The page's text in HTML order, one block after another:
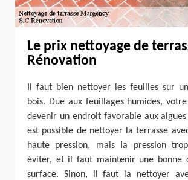
Le prix nettoyage de
Rénovation
Il faut bien nettoyer les feuilles sur
bois. Due aux feuillages humides,
devenir un endroit favorable aux algues
est possible de nettoyer la terrasse
haute pression, mais la pression
éviter, et il faut maintenir une bonne
surface. Sinon, il faut la nettoyer